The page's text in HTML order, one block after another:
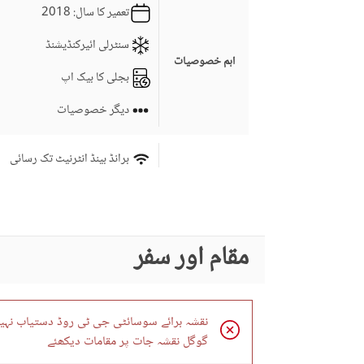
اہم خصوصیات
تعمیر کا سال: 2018
سنٹرلی ائیرکنڈیشنڈ
بجلی کا بیک اپ
دیگر خصوصیات
برانڈ بینڈ انٹرنیٹ تک رسائی
بار بی کیو کا حصہ
دیگر کمیونٹی کی سہولیات
مقام اور سفر
نقشہ برائے سوسائٹی جی ٹی روڈ دستیاب
گوگل نقشہ جات پر مقامات دیکھئے